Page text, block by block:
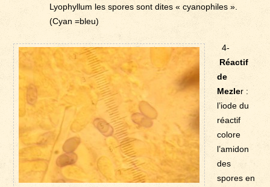
Lyophyllum les spores sont dites « cyanophiles ».
(Cyan =bleu)
4-
Réactif
de
Mezler :
l’iode du
réactif
colore
l’amidon
des
spores en